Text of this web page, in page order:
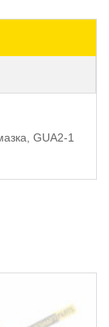
GUA2-1